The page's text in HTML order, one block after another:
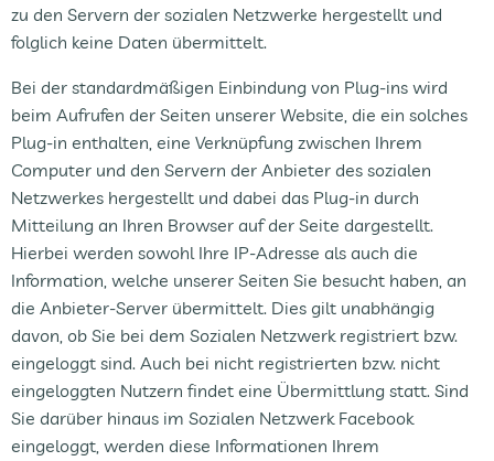
zu den Servern der sozialen Netzwerke hergestellt und
folglich keine Daten übermittelt.
Bei der standardmäßigen Einbindung von Plug-ins wird
beim Aufrufen der Seiten unserer Website, die ein solches
Plug-in enthalten, eine Verknüpfung zwischen Ihrem
Computer und den Servern der Anbieter des sozialen
Netzwerkes hergestellt und dabei das Plug-in durch
Mitteilung an Ihren Browser auf der Seite dargestellt.
Hierbei werden sowohl Ihre IP-Adresse als auch die
Information, welche unserer Seiten Sie besucht haben, an
die Anbieter-Server übermittelt. Dies gilt unabhängig
davon, ob Sie bei dem Sozialen Netzwerk registriert bzw.
eingeloggt sind. Auch bei nicht registrierten bzw. nicht
eingeloggten Nutzern findet eine Übermittlung statt. Sind
Sie darüber hinaus im Sozialen Netzwerk Facebook
eingeloggt, werden diese Informationen Ihrem